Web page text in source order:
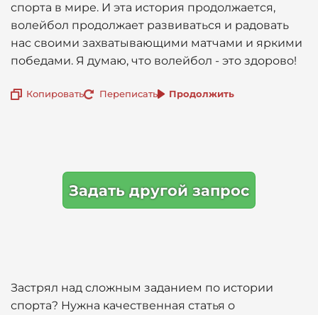
спорта в мире. И эта история продолжается,
волейбол продолжает развиваться и радовать
нас своими захватывающими матчами и яркими
победами. Я думаю, что волейбол - это здорово!
Копировать Переписать Продолжить
Задать другой запрос
Застрял над сложным заданием по истории
спорта? Нужна качественная статья о